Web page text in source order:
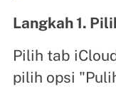
Langkah 1.
Pilih tab
pilih opsi